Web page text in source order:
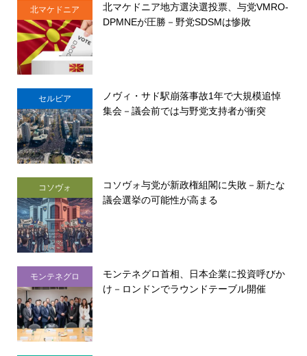
北マケドニア
北マケドニア地方選決選投票、与党VMRO-
DPMNEが圧勝－野党SDSMは惨敗
セルビア
ノヴィ・サド駅崩落事故1年で大規模追悼
集会－議会前では与野党支持者が衝突
コソヴォ
コソヴォ与党が新政権組閣に失敗－新たな
議会選挙の可能性が高まる
モンテネグロ
モンテネグロ首相、日本企業に投資呼びか
け－ロンドンでラウンドテーブル開催